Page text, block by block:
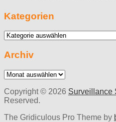
Kategorien
Kategorien
Archiv
Archiv
Copyright © 2026 Surveillance
Reserved.
The Gridiculous Pro Theme by